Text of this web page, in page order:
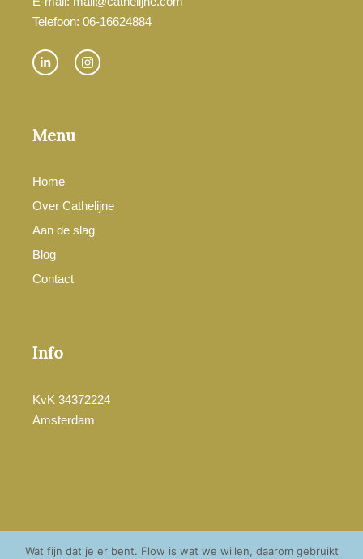
Telefoon: 06-16624884
Menu
Home
Over Cathelijne
Aan de slag
Blog
Contact
Info
KvK 34372224
Amsterdam
Wat fijn dat je er bent. Flow is wat we willen, daarom gebruikt